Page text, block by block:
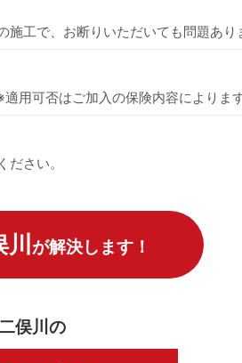
工で、お断りいただいても問題あり
用可否はご加入の保険内容によります
さい。
が解決します！
俣川の